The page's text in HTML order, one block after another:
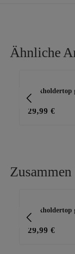
Ähnliche
29,99 €
29,99 €